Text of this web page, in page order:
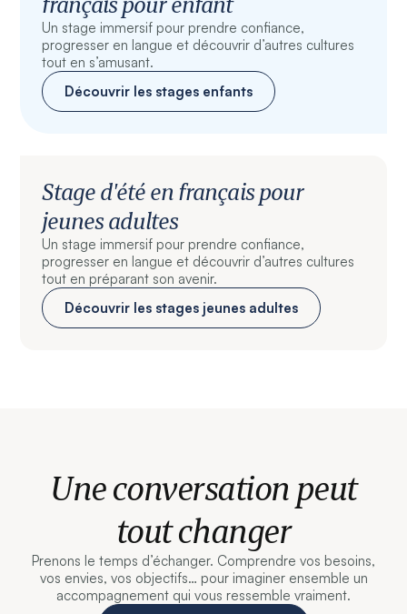
Un stage immersif pour prendre confiance,
progresser en langue et découvrir d’autres cultures
tout en s’amusant.
Découvrir les stages enfants
Stage d'été en français pour
jeunes adultes
Un stage immersif pour prendre confiance,
progresser en langue et découvrir d’autres cultures
tout en préparant son avenir.
Découvrir les stages jeunes adultes
Une conversation peut
tout changer
Prenons le temps d’échanger. Comprendre vos besoins,
vos envies, vos objectifs… pour imaginer ensemble un
accompagnement qui vous ressemble vraiment.